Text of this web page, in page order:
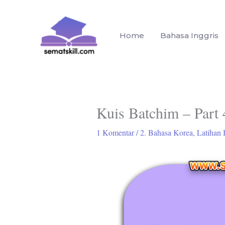
Home Bahasa Inggris
Kuis Batchim – Part
1 Komentar/2. Bahasa Korea, Latihan